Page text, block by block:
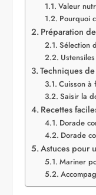
Valeur
Pourquoi
Préparation
Sélection
Techniques
Cuisson à
Saisir la
Recettes
Dorade
Dorade
Astuces pour
Mariner